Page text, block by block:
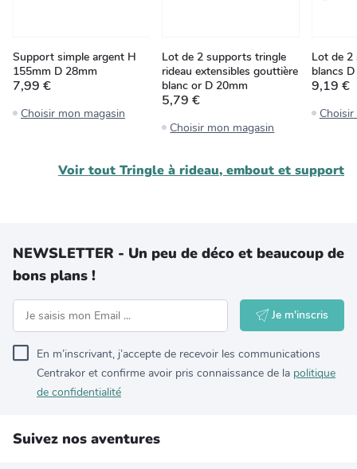
Support simple argent H
155mm D 28mm
7,99 €
Choisir mon magasin
Lot de 2 supports tringle
rideau extensibles gouttière
blanc or D 20mm
5,79 €
Choisir mon magasin
Lot de
blancs
9,19 €
Voir tout Tringle à rideau, embout et support
NEWSLETTER - Un peu de déco et beaucoup de
bons plans !
Je m'inscris
En m’inscrivant, j’accepte de recevoir les communications
Centrakor et confirme avoir pris connaissance de la politique
de confidentialité
Suivez nos aventures